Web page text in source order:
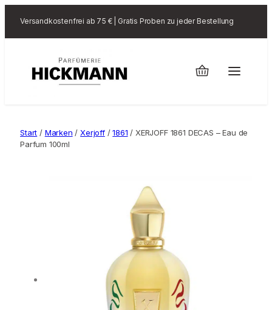
Versandkostenfrei ab 75 € | Gratis Proben zu jeder Bestellung
Start / Marken /Xerjoff/1861 / XERJOFF 1861 DECAS – Eau de
Parfum 100ml